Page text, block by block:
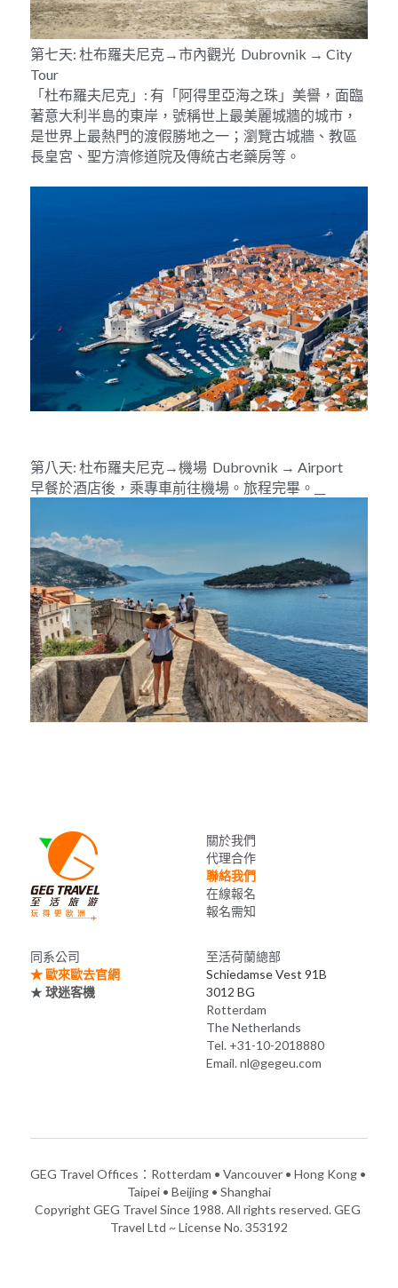
第七天: 杜布羅夫尼克→市內觀光  Dubrovnik → City
Tour
「杜布羅夫尼克」: 有「阿得里亞海之珠」美譽，面臨
著意大利半島的東岸，號稱世上最美麗城牆的城市，
是世界上最熱門的渡假勝地之一；瀏覽古城牆、教區
長皇宮、聖方濟修道院及傳統古老藥房等。
第八天: 杜布羅夫尼克→機場  Dubrovnik → Airport
早餐於酒店後，乘專車前往機場。旅程完畢。__
關於我們
代理合作
聯絡我們
在線報名
報名需知
同系公司
★ 歐來歐去官網
★ 球迷客機
至活荷蘭總部
Schiedamse Vest 91B
3012 BG
Rotterdam
The Netherlands
Tel. +31-10-2018880
Email. nl@gegeu.com
GEG Travel Offices：Rotterdam • Vancouver • Hong Kong •
Taipei • Beijing • Shanghai
Copyright GEG Travel Since 1988. All rights reserved. GEG
Travel Ltd ~ License No. 353192